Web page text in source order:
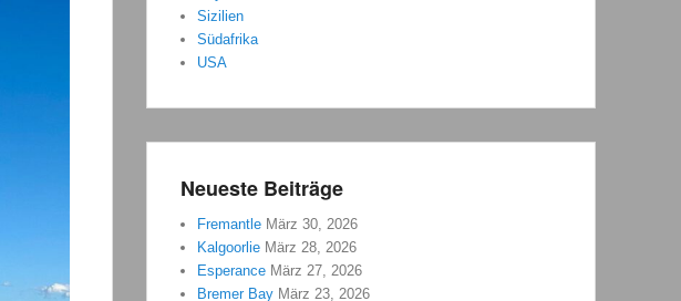
Sizilien
Südafrika
USA
Neueste Beiträge
Fremantle März 30, 2026
Kalgoorlie März 28, 2026
Esperance März 27, 2026
Bremer Bay März 23, 2026